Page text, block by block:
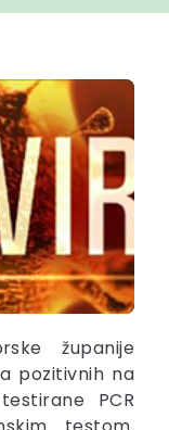
županije
pozitivnih na
testirane PCR